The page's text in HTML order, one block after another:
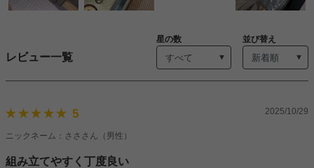
レビュー一覧
星の数 並び替え
5 2025/10/29
ニックネーム：さささん（男性）
組み立てやすく丁度良い